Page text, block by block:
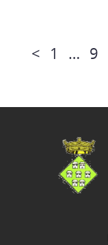
< 1 … 9